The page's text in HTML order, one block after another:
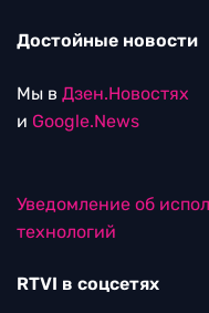
Достойные новости
Мы в Дзен.Новостях
и Google.News
Уведомление об
технологий
RTVI в соцсетях